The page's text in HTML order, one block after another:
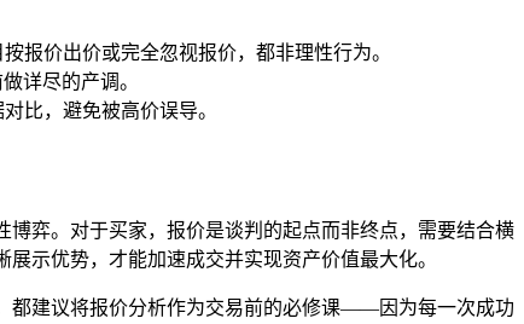
报价出价或完全忽视报价，都非理性行为。
详尽的产调。
比，避免被高价误导。
弈。对于买家，报价是谈判的起点而非终点，需要结合横
示优势，才能加速成交并实现资产价值最大化。
都建议将报价分析作为交易前的必修课——因为每一次成功